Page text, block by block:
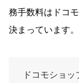
務手数料はドコ
決まっています。
ドコモショ